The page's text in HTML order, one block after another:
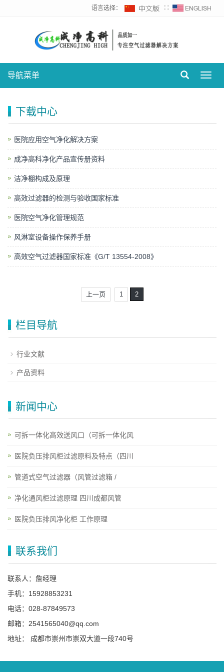
语言选择： ∷
导航菜单
下载中心
医院应用空气净化解决方案
成净高科净化产品宣传册资料
洁净棚构成及原理
高效过滤器的检测与验收国家标准
医院空气净化管理规范
风淋室设备操作保养手册
高效空气过滤器国家标准《G/T 13554-2008》
上一页 1 2
栏目导航
行业文献
产品资料
新闻中心
可拆一体化高效送风口（可拆一体化风
医院负压排风柜过滤原料及特点（四川
管道式空气过滤器（风管过滤箱 /
净化通风柜过滤原理 四川成都风管
医院负压排风净化柜 工作原理
联系我们
联系人：詹经理
手机：15928853231
电话：028-87849573
邮箱：2541565040@qq.com
地址： 成都市崇州市崇双大道一段740号